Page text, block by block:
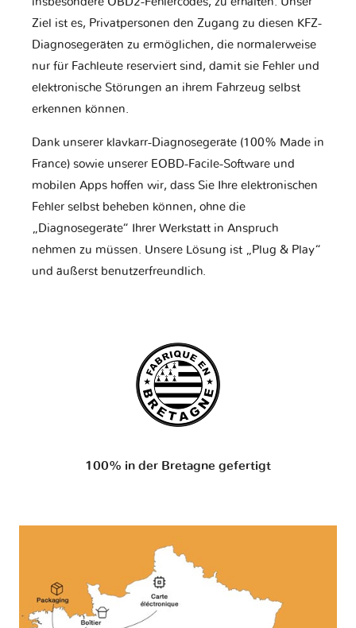
Ziel ist es, Privatpersonen den Zugang zu diesen KFZ-
Diagnosegeräten zu ermöglichen, die normalerweise
nur für Fachleute reserviert sind, damit sie Fehler und
elektronische Störungen an ihrem Fahrzeug selbst
erkennen können.
Dank unserer klavkarr-Diagnosegeräte (100% Made in
France) sowie unserer EOBD-Facile-Software und
mobilen Apps hoffen wir, dass Sie Ihre elektronischen
Fehler selbst beheben können, ohne die
„Diagnosegeräte“ Ihrer Werkstatt in Anspruch
nehmen zu müssen. Unsere Lösung ist „Plug & Play“
und äußerst benutzerfreundlich.
100% in der Bretagne gefertigt